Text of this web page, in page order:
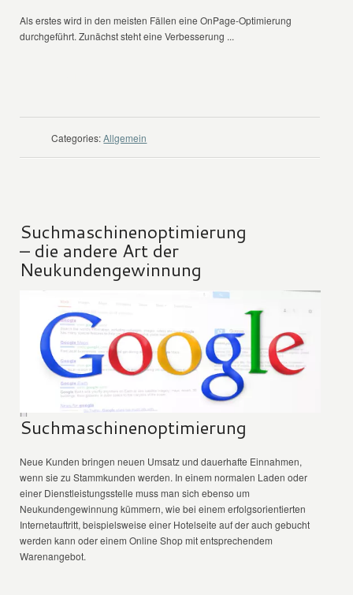
Als erstes wird in den meisten Fällen eine OnPage-Optimierung
durchgeführt. Zunächst steht eine Verbesserung ...
Categories: Allgemein
Suchmaschinenoptimierung
– die andere Art der
Neukundengewinnung
Suchmaschinenoptimierung
Neue Kunden bringen neuen Umsatz und dauerhafte Einnahmen,
wenn sie zu Stammkunden werden. In einem normalen Laden oder
einer Dienstleistungsstelle muss man sich ebenso um
Neukundengewinnung kümmern, wie bei einem erfolgsorientierten
Internetauftritt, beispielsweise einer Hotelseite auf der auch gebucht
werden kann oder einem Online Shop mit entsprechendem
Warenangebot.